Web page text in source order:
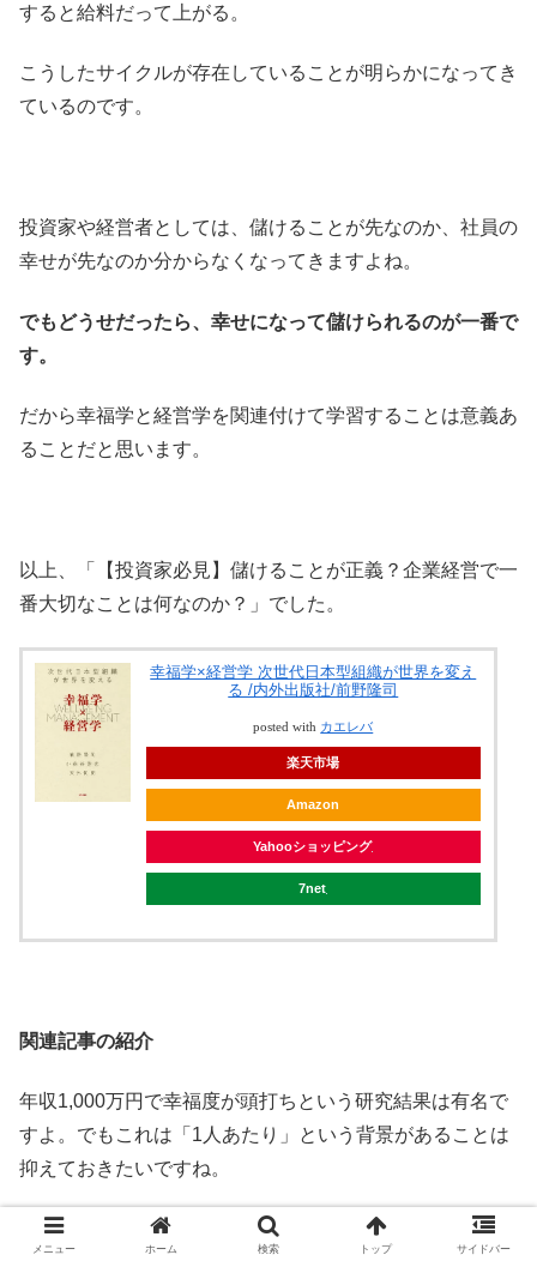
すると給料だって上がる。
こうしたサイクルが存在していることが明らかになってき
ているのです。
投資家や経営者としては、儲けることが先なのか、社員の
幸せが先なのか分からなくなってきますよね。
でもどうせだったら、幸せになって儲けられるのが一番で
す。
だから幸福学と経営学を関連付けて学習することは意義あ
ることだと思います。
以上、「【投資家必見】儲けることが正義？企業経営で一
番大切なことは何なのか？」でした。
幸福学×経営学 次世代日本型組織が世界を変え
る /内外出版社/前野隆司
posted with カエレバ
楽天市場
Amazon
Yahooショッピング
7net
関連記事の紹介
年収1,000万円で幸福度が頭打ちという研究結果は有名で
すよ。でもこれは「1人あたり」という背景があることは
抑えておきたいですね。
年収いくらが幸せか？ 収入と幸福度の相関
幸せになるには、収入は高ければ高いほどよいのか？ 相
メニュー ホーム 検索 トップ サイドバー